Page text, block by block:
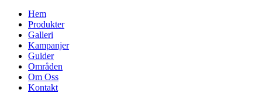
Hem
Produkter
Galleri
Kampanjer
Guider
Områden
Om Oss
Kontakt